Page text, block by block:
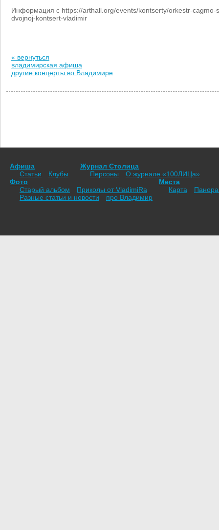
Информация с https://arthall.org/events/kontserty/orkestr-cagmo-
dvojnoj-kontsert-vladimir
« вернуться
владимирская афиша
другие концерты во Владимире
Афиша
Статьи
Клубы
Журнал Столица
Персоны
О журнале «100ЛИЦа»
Фото
Старый альбом
Приколы от VladimiRа
Места
Карта
Разные статьи и новости
про Владимир